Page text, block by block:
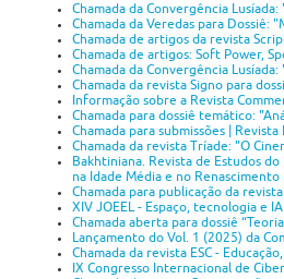
Chamada da Convergência
Chamada da Veredas para Dossiê:
Chamada de artigos da revista
Chamada de artigos: Soft Power,
Chamada da Convergência
Chamada da revista Signo para
Informação sobre a Revista
Chamada para dossiê temático:
Chamada para submissões | Revista
Chamada da revista Tríade: "O
Bakhtiniana. Revista de Estudos
na Idade Média e no
Chamada para publicação da
XIV JOEEL - Espaço, tecnologia e
Chamada aberta para dossiê
Lançamento do Vol. 1 (2025) da
Chamada da revista ESC -
IX Congresso Internacional de